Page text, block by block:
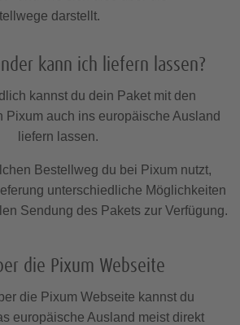
App
Acrylglas
Textilien
Hüllen
Hüllen
darstellt.
kann ich liefern lassen
kannst du dein Paket mit den
Pixum auch ins europäische Ausland
liefern lassen.
Bestellweg du bei Pixum nutzt,
unterschiedliche Möglichkeiten
Sendung des Pakets zur Verfügung.
die Pixum Webseite
die Pixum Webseite kannst du
europäische Ausland meist direkt